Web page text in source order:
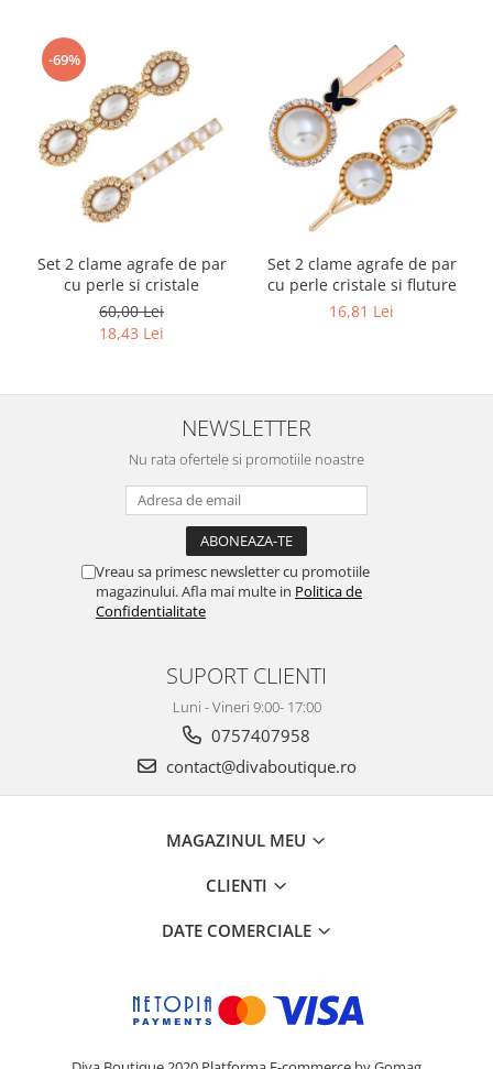
-69%
Set 2 clame agrafe de par
cu perle si cristale
60,00 Lei
18,43 Lei
Set 2 clame agrafe de par
cu perle cristale si fluture
16,81 Lei
NEWSLETTER
Nu rata ofertele si promotiile noastre
Vreau sa primesc newsletter cu promotiile
magazinului. Afla mai multe in Politica de
Confidentialitate
SUPORT CLIENTI
Luni - Vineri 9:00- 17:00
0757407958
contact@divaboutique.ro
MAGAZINUL MEU
CLIENTI
DATE COMERCIALE